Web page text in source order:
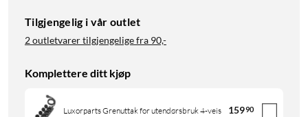
Tilgjengelig i vår outlet
2 outletvarer tilgjengelige fra 90,-
Komplettere ditt kjøp
Luxorparts Grenuttak for utendørsbruk 4-veis 15990